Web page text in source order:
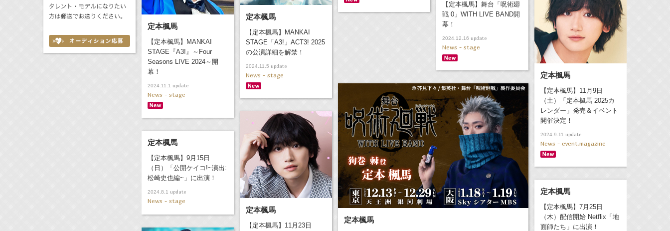
【定本楓馬】舞台「呪術廻
戦 0」WITH LIVE BAND開
幕！
2024.12.16 update
News - stage
定本楓馬
【定本楓馬】MANKAI
STAGE「A3!」ACT3! 2025
の公演詳細を解禁！
2024.11.5 update
News - stage
定本楓馬
【定本楓馬】MANKAI
STAGE『A3!』～Four
Seasons LIVE 2024～開
幕！
2024.11.1 update
News - stage
定本楓馬
定本楓馬
【定本楓馬】11月9日
（土）「定本楓馬 2025カ
レンダー」発売＆イベント
開催決定！
2024.9.11 update
News - event,magazine
定本楓馬
【定本楓馬】11月23日
定本楓馬
【定本楓馬】9月15日
（日）「公開ケイコ!~演出:
松崎史也編~」に出演！
2024.8.1 update
News - stage
定本楓馬
【定本楓馬】7月25日
（木）配信開始 Netflix「地
面師たち」に出演！